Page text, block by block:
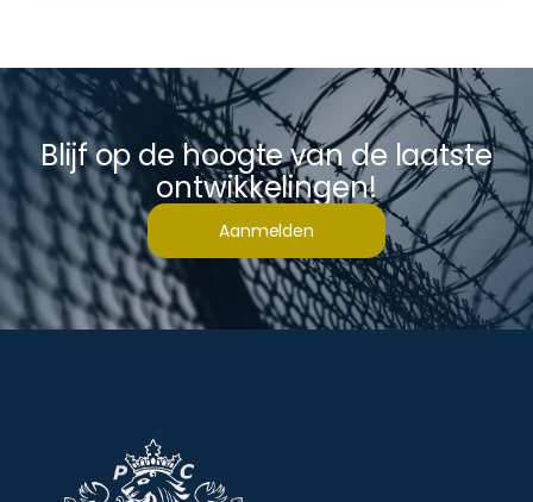
Blijf op de hoogte van de laatste
ontwikkelingen!
Aanmelden